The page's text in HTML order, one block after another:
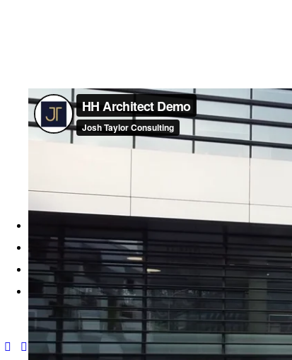
Ana Sayfa
Kurumsal
Hizmetlerimiz
İletişim